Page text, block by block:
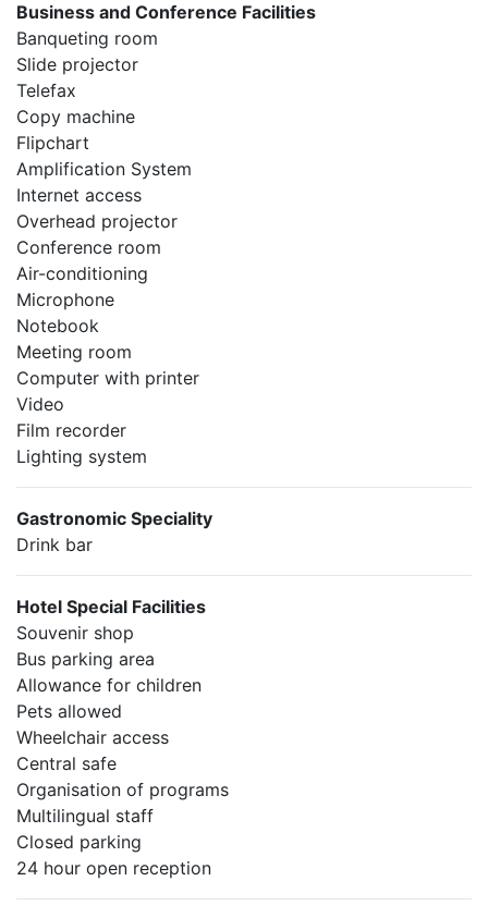
Business and Conference Facilities
Banqueting room
Slide projector
Telefax
Copy machine
Flipchart
Amplification System
Internet access
Overhead projector
Conference room
Air-conditioning
Microphone
Notebook
Meeting room
Computer with printer
Video
Film recorder
Lighting system
Gastronomic Speciality
Drink bar
Hotel Special Facilities
Souvenir shop
Bus parking area
Allowance for children
Pets allowed
Wheelchair access
Central safe
Organisation of programs
Multilingual staff
Closed parking
24 hour open reception